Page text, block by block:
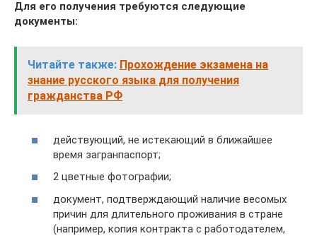
Для его получения требуются следующие
документы:
Читайте также: Прохождение экзамена на
знание русского языка для получения
гражданства РФ
действующий, не истекающий в ближайшее
время загранпаспорт;
2 цветные фотографии;
документ, подтверждающий наличие весомых
причин для длительного проживания в стране
(например, копия контракта с работодателем,